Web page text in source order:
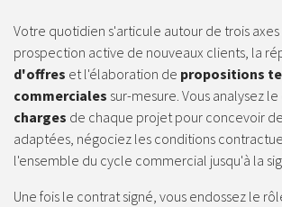
Votre quotidien s'articule autour de trois axes
prospection active de nouveaux clients, la
d'offres et l'élaboration de propositions
commerciales sur-mesure. Vous analysez le
charges de chaque projet pour concevoir
adaptées, négociez les conditions
l'ensemble du cycle commercial jusqu'à la
Une fois le contrat signé, vous endossez le